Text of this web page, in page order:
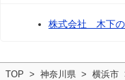
株式会社 木下の
TOP 神奈川県 横浜市